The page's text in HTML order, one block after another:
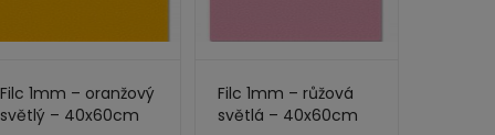
Filc 1mm – oranžový
světlý – 40x60cm
Filc 1mm – růžová
světlá – 40x60cm